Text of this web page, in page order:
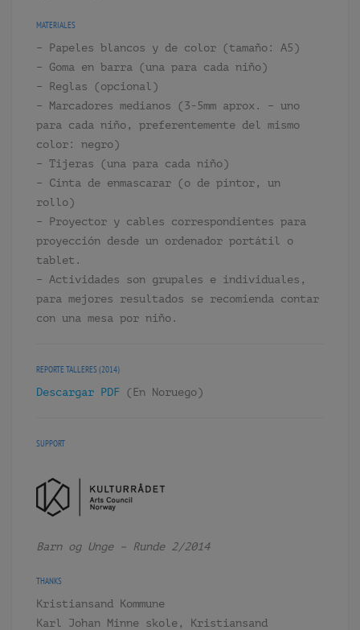
MATERIALES
– Papeles blancos y de color (tamaño: A5)
– Goma en barra (una para cada niño)
– Reglas (opcional)
– Marcadores medianos (3-5mm aprox. – uno
para cada niño, preferentemente del mismo
color: negro)
– Tijeras (una para cada niño)
– Cinta de enmascarar (o de pintor, un
rollo)
– Proyector y cables correspondientes para
proyección desde un ordenador portátil o
tablet.
– Actividades son grupales e individuales,
para mejores resultados se recomienda contar
con una mesa por niño.
REPORTE TALLERES (2014)
Descargar PDF (En Noruego)
SUPPORT
Barn og Unge – Runde 2/2014
THANKS
Kristiansand Kommune
Karl Johan Minne skole, Kristiansand